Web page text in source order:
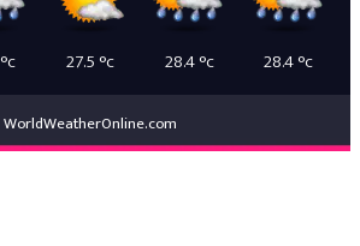
°c 27.5 °c 28.4°c 28.4°c
WorldWeatherOnline.com